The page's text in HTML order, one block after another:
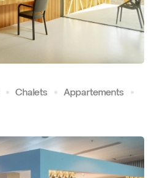
Chalets
Appartements